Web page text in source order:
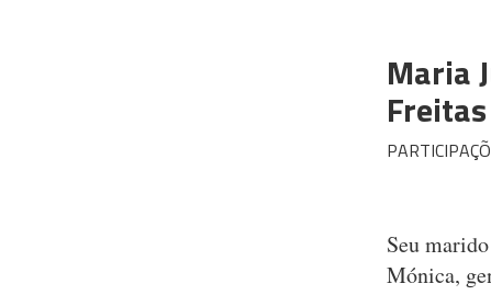
Maria
Seu
Mónica,